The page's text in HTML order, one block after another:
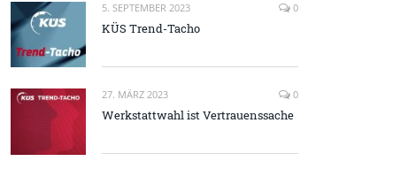
5. SEPTEMBER 2023 0
KÜS Trend-Tacho
27. MÄRZ 2023 0
Werkstattwahl ist Vertrauenssache